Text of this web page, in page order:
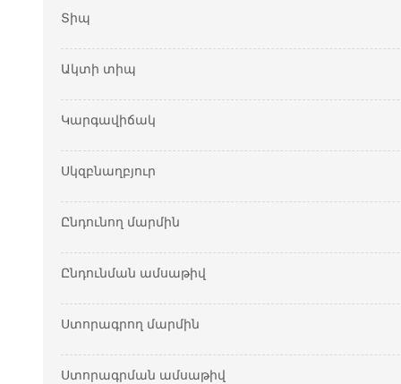
Տիպ
Ակտի տիպ
Կարգավիճակ
Սկզբնաղբյուր
Ընդունող մարմին
Ընդունման ամսաթիվ
Ստորագրող մարմին
Ստորագրման ամսաթիվ